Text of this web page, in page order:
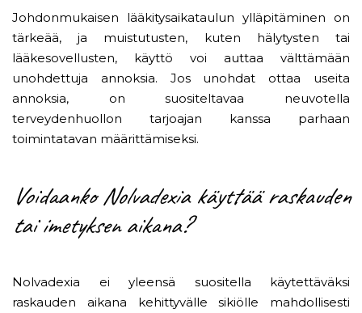
Johdonmukaisen lääkitysaikataulun ylläpitäminen on
tärkeää, ja muistutusten, kuten hälytysten tai
lääkesovellusten, käyttö voi auttaa välttämään
unohdettuja annoksia. Jos unohdat ottaa useita
annoksia, on suositeltavaa neuvotella
terveydenhuollon tarjoajan kanssa parhaan
toimintatavan määrittämiseksi.
Voidaanko Nolvadexia käyttää raskauden
tai imetyksen aikana?
Nolvadexia ei yleensä suositella käytettäväksi
raskauden aikana kehittyvälle sikiölle mahdollisesti